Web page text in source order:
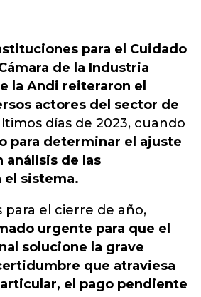
para el Cuidado
de la Industria
la Andi reiteraron el
actores del sector de
días de 2023, cuando
para determinar el ajuste
análisis de las
el sistema.
para el cierre de año,
urgente para que el
solucione la grave
que atraviesa
el pago pendiente